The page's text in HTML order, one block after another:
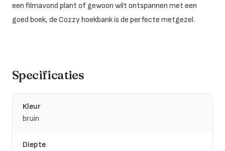
een filmavond plant of gewoon wilt ontspannen met een
goed boek, de Cozzy hoekbank is de perfecte metgezel.
Specificaties
Kleur
bruin
Diepte